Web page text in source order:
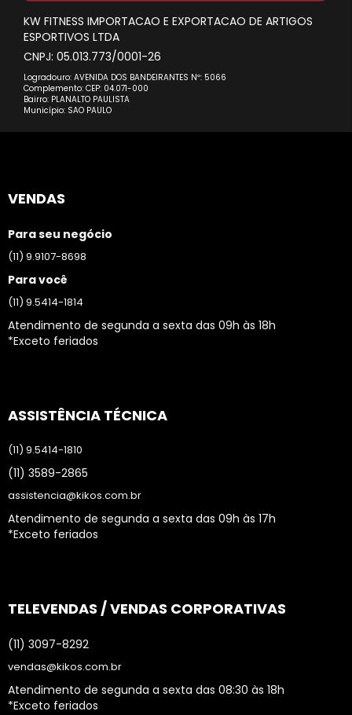
KW FITNESS IMPORTACAO E EXPORTACAO DE ARTIGOS
ESPORTIVOS LTDA
CNPJ: 05.013.773/0001-26
Logradouro: AVENIDA DOS BANDEIRANTES Nº: 5066
Complemento: CEP: 04.071-000
Bairro: PLANALTO PAULISTA
Município: SAO PAULO
VENDAS
Para seu negócio
(11) 9.9107-8698
Para você
(11) 9.5414-1814
Atendimento de segunda a sexta das 09h às 18h
*Exceto feriados
ASSISTÊNCIA TÉCNICA
(11) 9.5414-1810
(11) 3589-2865
assistencia@kikos.com.br
Atendimento de segunda a sexta das 09h às 17h
*Exceto feriados
TELEVENDAS / VENDAS CORPORATIVAS
(11) 3097-8292
vendas@kikos.com.br
Atendimento de segunda a sexta das 08:30 às 18h
*Exceto feriados